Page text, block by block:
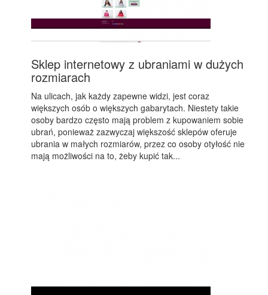
Sklep internetowy z ubraniami w dużych
rozmiarach
Na ulicach, jak każdy zapewne widzi, jest coraz
większych osób o większych gabarytach. Niestety takie
osoby bardzo często mają problem z kupowaniem sobie
ubrań, ponieważ zazwyczaj większość sklepów oferuje
ubrania w małych rozmiarów, przez co osoby otyłość nie
mają możliwości na to, żeby kupić tak...